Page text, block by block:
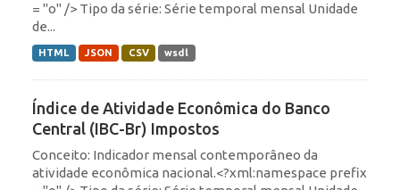
= "o" /> Tipo da série: Série temporal mensal Unidade
de...
HTML JSON CSV wsdl
Índice de Atividade Econômica do Banco
Central (IBC-Br) Impostos
Conceito: Indicador mensal contemporâneo da
atividade econômica nacional.<?xml:namespace prefix